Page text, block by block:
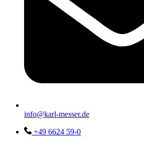
info@karl-messer.de
+49 6624 59-0